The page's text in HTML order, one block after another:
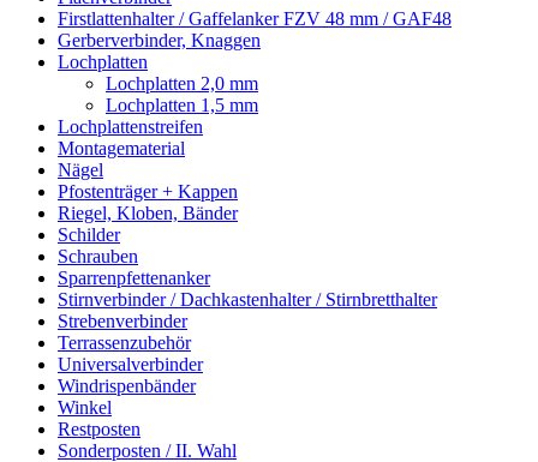
Firstlattenhalter / Gaffelanker FZV 48 mm / GAF48
Gerberverbinder, Knaggen
Lochplatten
Lochplatten 2,0 mm
Lochplatten 1,5 mm
Lochplattenstreifen
Montagematerial
Nägel
Pfostenträger + Kappen
Riegel, Kloben, Bänder
Schilder
Schrauben
Sparrenpfettenanker
Stirnverbinder / Dachkastenhalter / Stirnbretthalter
Strebenverbinder
Terrassenzubehör
Universalverbinder
Windrispenbänder
Winkel
Restposten
Sonderposten / II. Wahl